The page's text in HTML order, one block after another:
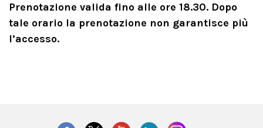
Prenotazione valida fino alle ore 18.30. Dopo
tale orario la prenotazione non garantisce più
l’accesso.